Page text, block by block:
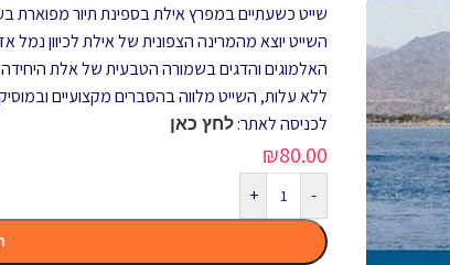
שייט כשעתיים במפרץ אילת בספינת תיור מפוארת בעלת 3 סיפונים. סיפון תחתון 2 מטרים מתחת למים
השייט יוצא מהמרינה הצפונית של אילת לכיוון נמל
האלמוגים והדגים בשמורה הטבעית של אלת היחידה
ללא עלות, השייט מלווה בהסברים מקצועיים
לכניסה לאתר: לחץ כאן
₪80.00
-
+